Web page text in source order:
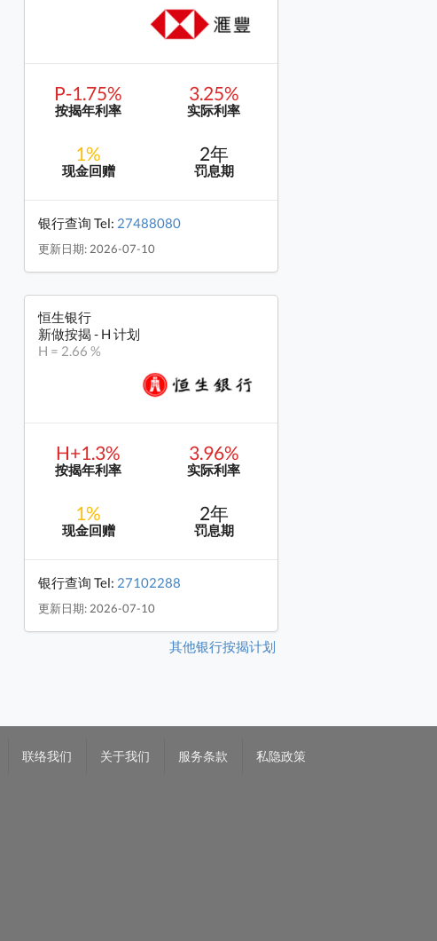
P-1.75%
按揭年利率
3.25%
实际利率
1%
现金回赠
2年
罚息期
银行查询 Tel: 27488080
更新日期: 2026-07-10
恒生银行
新做按揭 - H 计划
H = 2.66 %
H+1.3%
按揭年利率
3.96%
实际利率
1%
现金回赠
2年
罚息期
银行查询 Tel: 27102288
更新日期: 2026-07-10
其他银行按揭计划
联络我们 关于我们 服务条款 私隐政策